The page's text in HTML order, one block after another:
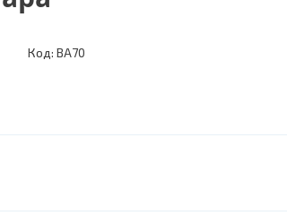
Код: BA70